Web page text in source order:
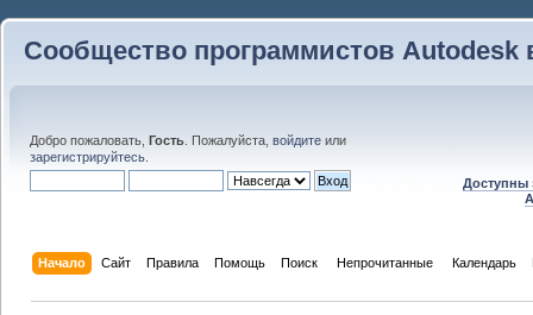
Сообщество программистов Autodesk
Добро пожаловать, Гость . Пожалуйста, войдите или
зарегистрируйтесь
Доступны
Начало Сайт Правила Помощь Поиск Непрочитанные Календарь